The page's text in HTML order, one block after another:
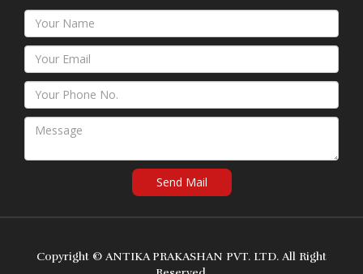
Send Mail
Copyright © ANTIKA PRAKASHAN PVT. LTD. All Right